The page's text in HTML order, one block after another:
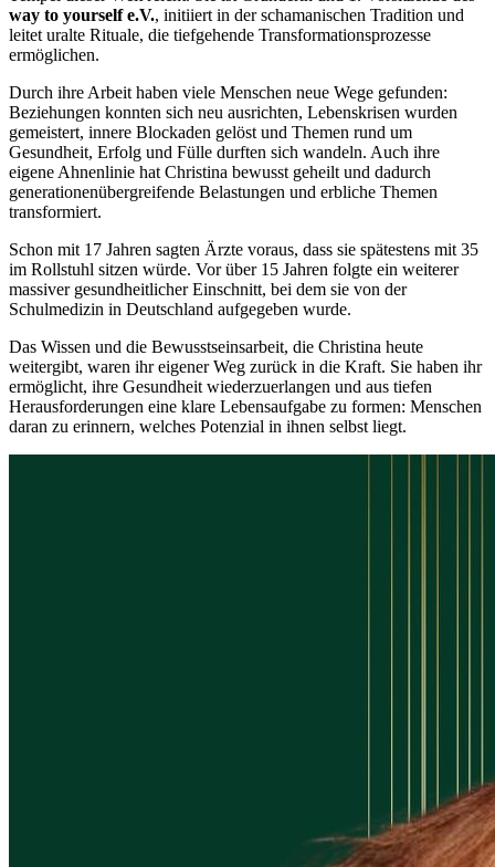
way to yourself e.V., initiiert in der schamanischen Tradition und
leitet uralte Rituale, die tiefgehende Transformationsprozesse
ermöglichen.
Durch ihre Arbeit haben viele Menschen neue Wege gefunden:
Beziehungen konnten sich neu ausrichten, Lebenskrisen wurden
gemeistert, innere Blockaden gelöst und Themen rund um
Gesundheit, Erfolg und Fülle durften sich wandeln. Auch ihre
eigene Ahnenlinie hat Christina bewusst geheilt und dadurch
generationenübergreifende Belastungen und erbliche Themen
transformiert.
Schon mit 17 Jahren sagten Ärzte voraus, dass sie spätestens mit 35
im Rollstuhl sitzen würde. Vor über 15 Jahren folgte ein weiterer
massiver gesundheitlicher Einschnitt, bei dem sie von der
Schulmedizin in Deutschland aufgegeben wurde.
Das Wissen und die Bewusstseinsarbeit, die Christina heute
weitergibt, waren ihr eigener Weg zurück in die Kraft. Sie haben ihr
ermöglicht, ihre Gesundheit wiederzuerlangen und aus tiefen
Herausforderungen eine klare Lebensaufgabe zu formen: Menschen
daran zu erinnern, welches Potenzial in ihnen selbst liegt.